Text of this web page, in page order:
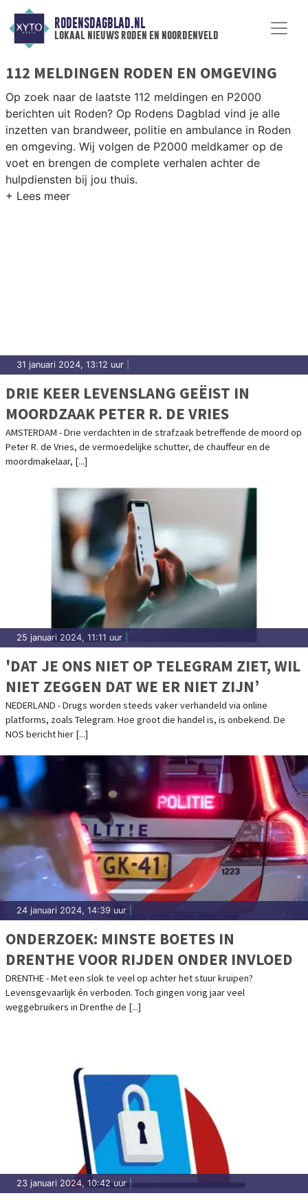
RODENSDAGBLAD.NL
lokaal nieuws roden en noordenveld
112 MELDINGEN RODEN EN OMGEVING
Op zoek naar de laatste 112 meldingen en P2000
berichten uit Roden? Op Rodens Dagblad vind je alle
inzetten van brandweer, politie en ambulance in Roden
en omgeving. Wij volgen de P2000 meldkamer op de
voet en brengen de complete verhalen achter de
hulpdiensten bij jou thuis.
31 januari 2024, 13:12 uur
DRIE KEER LEVENSLANG GEËIST IN
MOORDZAAK PETER R. DE VRIES
AMSTERDAM - Drie verdachten in de strafzaak betreffende de moord op
Peter R. de Vries, de vermoedelijke schutter, de chauffeur en de
moordmakelaar, [...]
25 januari 2024, 11:11 uur
'DAT JE ONS NIET OP TELEGRAM ZIET, WIL
NIET ZEGGEN DAT WE ER NIET ZIJN’
NEDERLAND - Drugs worden steeds vaker verhandeld via online
platforms, zoals Telegram. Hoe groot die handel is, is onbekend. De
NOS bericht hier [...]
24 januari 2024, 14:39 uur
ONDERZOEK: MINSTE BOETES IN
DRENTHE VOOR RIJDEN ONDER INVLOED
DRENTHE - Met een slok te veel op achter het stuur kruipen?
Levensgevaarlijk én verboden. Toch gingen vorig jaar veel
weggebruikers in Drenthe de [...]
23 januari 2024, 10:42 uur|